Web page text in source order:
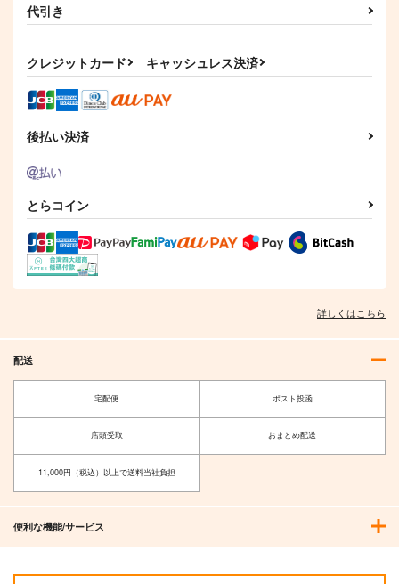
RAITAのFGO落書き
本06
絶対少女
1,309
サンプル
作品詳細
FGOミニアクキー(ガ
ラス風)●クロエ●
サンプル
ReDrop
サンプル
FGO Illustrations 12
1,210円（税込）
サンプル
FGO Illustrations 10
1,760
FGO Illustrations 英
霊とおいしいごはん
ReDrop
代引き
クレジットカード キャッシュレス決済
後払い決済
とらコイン
詳しくはこちら
配送
宅配便 ポスト投函
店頭受取 おまとめ配送
11,000円（税込）以上で送料当社負担
便利な機能/サービス